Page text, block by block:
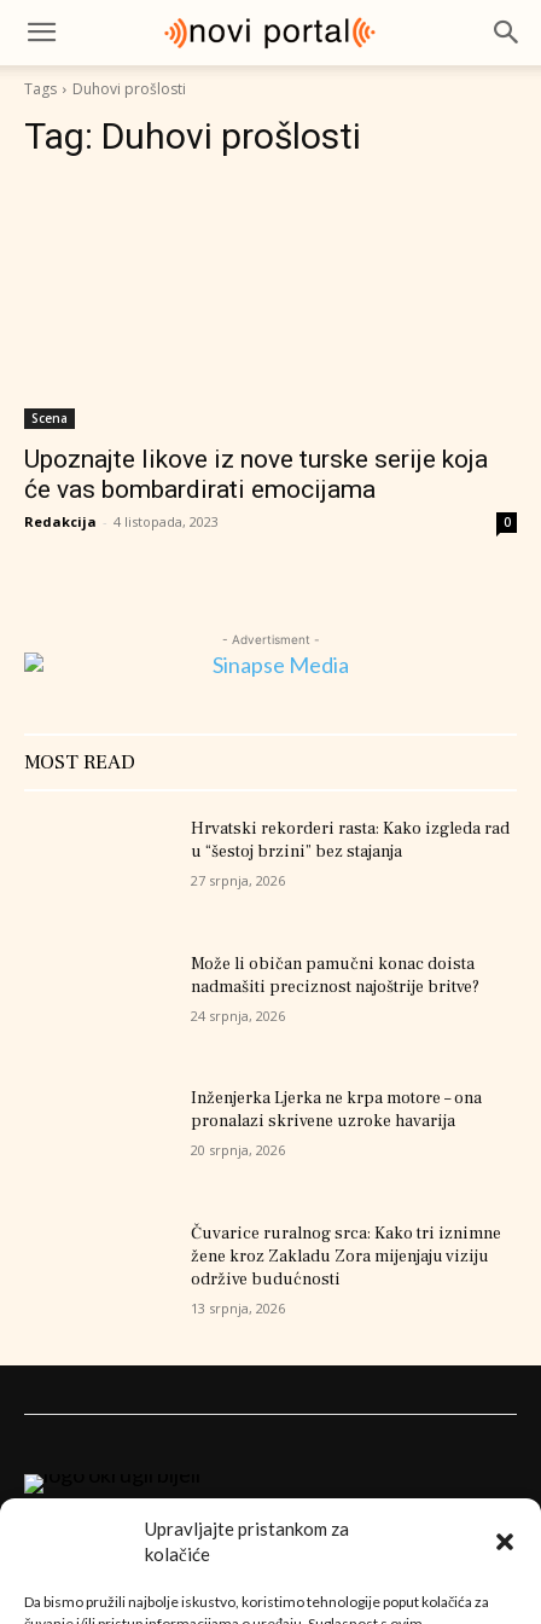
Upravljajte pristankom za
kolačiće
Da bismo pružili najbolje iskustvo, koristimo tehnologije poput kolačića za
Tags Duhovi prošlosti
Tag: Duhovi prošlosti
Scena
Upoznajte likove iz nove turske serije koja
će vas bombardirati emocijama
Redakcija - 4 listopada, 2023 0
- Advertisment -
MOST READ
Hrvatski rekorderi rasta: Kako izgleda rad
u “šestoj brzini” bez stajanja
27 srpnja, 2026
Može li običan pamučni konac doista
nadmašiti preciznost najoštrije britve?
24 srpnja, 2026
Inženjerka Ljerka ne krpa motore – ona
pronalazi skrivene uzroke havarija
20 srpnja, 2026
Čuvarice ruralnog srca: Kako tri iznimne
žene kroz Zakladu Zora mijenjaju viziju
održive budućnosti
13 srpnja, 2026